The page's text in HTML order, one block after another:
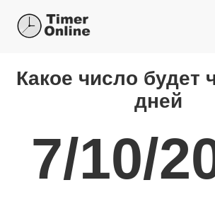
Какой день будет через
Какое число будет
дней
7/10/